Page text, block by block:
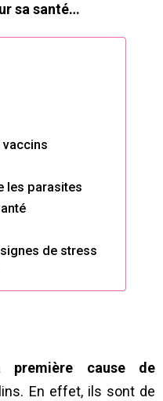
sa santé…
vaccins
les parasites
de stress
première cause de
En effet, ils sont de